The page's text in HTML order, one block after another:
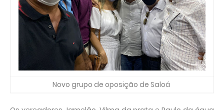
Novo grupo de oposição de Saloá